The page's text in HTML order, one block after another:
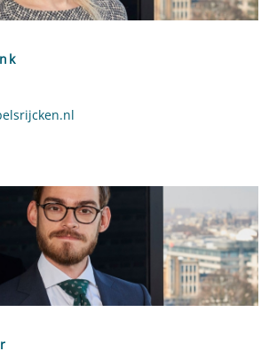
Katrien Winterink